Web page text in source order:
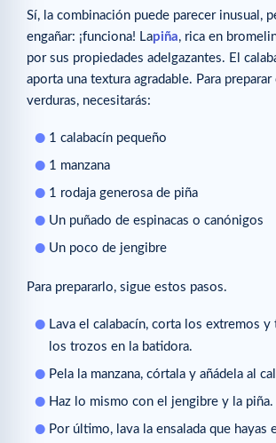
Sí, la combinación puede parecer inusual,
engañar: ¡funciona! Lapiña, rica en
por sus propiedades adelgazantes. El
aporta una textura agradable. Para
verduras, necesitarás:
1 calabacín pequeño
1 manzana
1 rodaja generosa de piña
Un puñado de espinacas o canónigos
Un poco de jengibre
Para prepararlo, sigue estos pasos.
Lava el calabacín, corta los extremos
los trozos en la batidora.
Pela la manzana, córtala y añádela al
Haz lo mismo con el jengibre y la piña.
Por último, lava la ensalada que hayas